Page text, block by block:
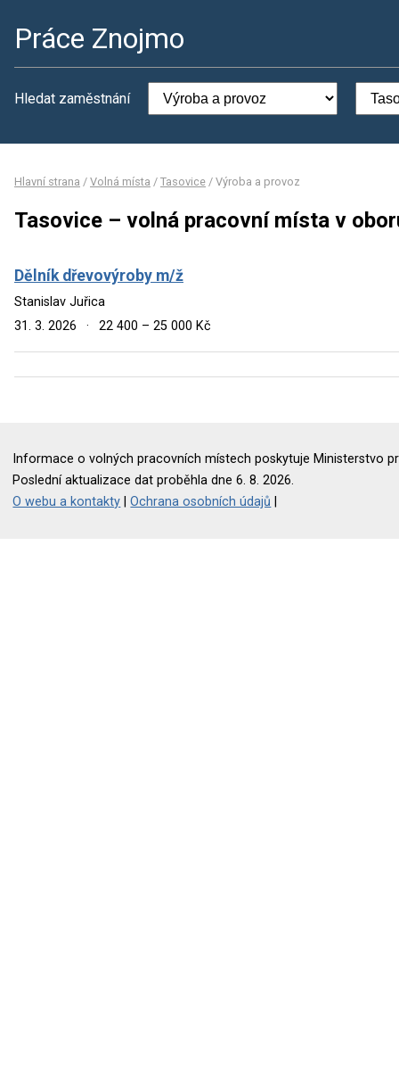
Práce Znojmo
Hledat zaměstnání
Hlavní strana / Volná místa / Tasovice / Výroba a provoz
Tasovice – volná pracovní místa v
Dělník dřevovýroby m/ž
Stanislav Juřica
31. 3. 2026
· 22 400 – 25 000 Kč
Informace o volných pracovních místech poskytuje Ministerstvo
Poslední aktualizace dat proběhla dne 6. 8. 2026.
O webu a kontakty |Ochrana osobních údajů